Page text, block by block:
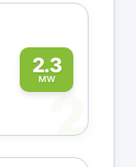
2.3
MW
2